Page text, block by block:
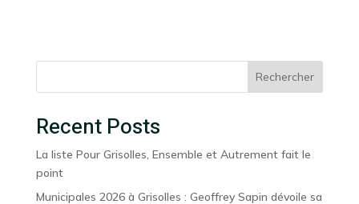
Rechercher
Recent Posts
La liste Pour Grisolles, Ensemble et Autrement fait le
point
Municipales 2026 à Grisolles : Geoffrey Sapin dévoile sa